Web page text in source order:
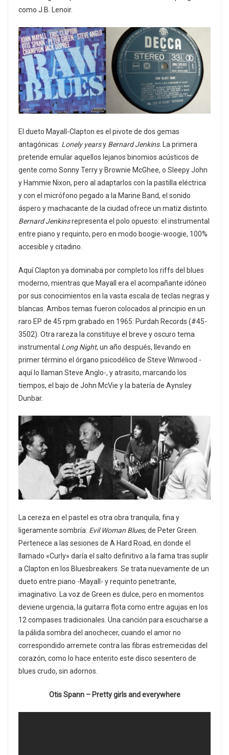
como J.B. Lenoir.
El dueto Mayall-Clapton es el pivote de dos gemas
antagónicas: Lonely yearsy Bernard Jenkins. La primera
pretende emular aquellos lejanos binomios acústicos de
gente como Sonny Terry y Brownie McGhee, o Sleepy John
y Hammie Nixon, pero al adaptarlos con la pastilla eléctrica
y con el micrófono pegado a la Marine Band, el sonido
áspero y machacante de la ciudad ofrece un matiz distinto.
Bernard Jenkinsrepresenta el polo opuesto: el instrumental
entre piano y requinto, pero en modo boogie-woogie, 100%
accesible y citadino.
Aquí Clapton ya dominaba por completo los riffs del blues
moderno, mientras que Mayall era el acompañante idóneo
por sus conocimientos en la vasta escala de teclas negras y
blancas. Ambos temas fueron colocados al principio en un
raro EP de 45 rpm grabado en 1965: Purdah Records (#45-
3502). Otra rareza la constituye el breve y oscuro tema
instrumental Long Night, un año después, llevando en
primer término el órgano psicodélico de Steve Winwood -
aquí lo llaman Steve Anglo-, y atrasito, marcando los
tiempos, el bajo de John McVie y la batería de Aynsley
Dunbar.
La cereza en el pastel es otra obra tranquila, fina y
ligeramente sombría: Evil Woman Blues, de Peter Green.
Pertenece a las sesiones de A Hard Road, en donde el
llamado «Curly» daría el salto definitivo a la fama tras suplir
a Clapton en los Bluesbreakers. Se trata nuevamente de un
dueto entre piano -Mayall- y requinto penetrante,
imaginativo. La voz de Green es dulce, pero en momentos
deviene urgencia, la guitarra flota como entre agujas en los
12 compases tradicionales. Una canción para escucharse a
la pálida sombra del anochecer, cuando el amor no
correspondido arremete contra las fibras estremecidas del
corazón, como lo hace enterito este disco sesentero de
blues crudo, sin adornos.
Otis Spann – Pretty girls and everywhere